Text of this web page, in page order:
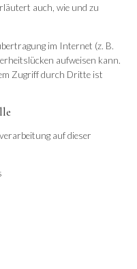
auch, wie und zu
im Internet (z. B.
aufweisen kann.
Zugriff durch Dritte ist
auf dieser